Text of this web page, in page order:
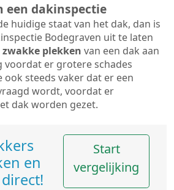
een dakinspectie
huidige staat van het dak, dan is
Bodegraven uit te laten
zwakke plekken van een dak aan
voordat er grotere schades
ook steeds vaker dat er een
wordt, voordat er
dak worden gezet.
en
Start
vergelijking